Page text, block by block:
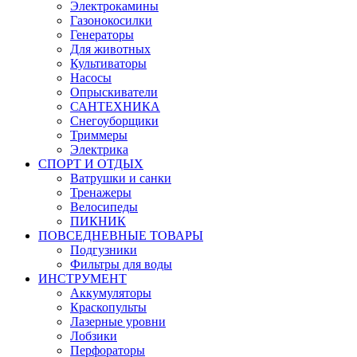
Электрокамины
Газонокосилки
Генераторы
Для животных
Культиваторы
Насосы
Опрыскиватели
САНТЕХНИКА
Снегоуборщики
Триммеры
Электрика
СПОРТ И ОТДЫХ
Ватрушки и санки
Тренажеры
Велосипеды
ПИКНИК
ПОВСЕДНЕВНЫЕ ТОВАРЫ
Подгузники
Фильтры для воды
ИНСТРУМЕНТ
Аккумуляторы
Краскопульты
Лазерные уровни
Лобзики
Перфораторы